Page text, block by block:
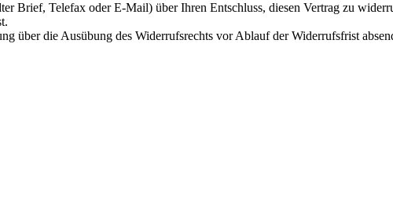
Brief, Telefax oder E-Mail) über Ihren Entschluss, diesen Vertrag zu
über die Ausübung des Widerrufsrechts vor Ablauf der Widerrufsfrist